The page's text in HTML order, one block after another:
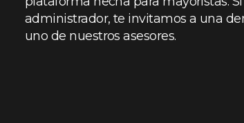
administrador, te invitamos a una
uno de nuestros asesores.